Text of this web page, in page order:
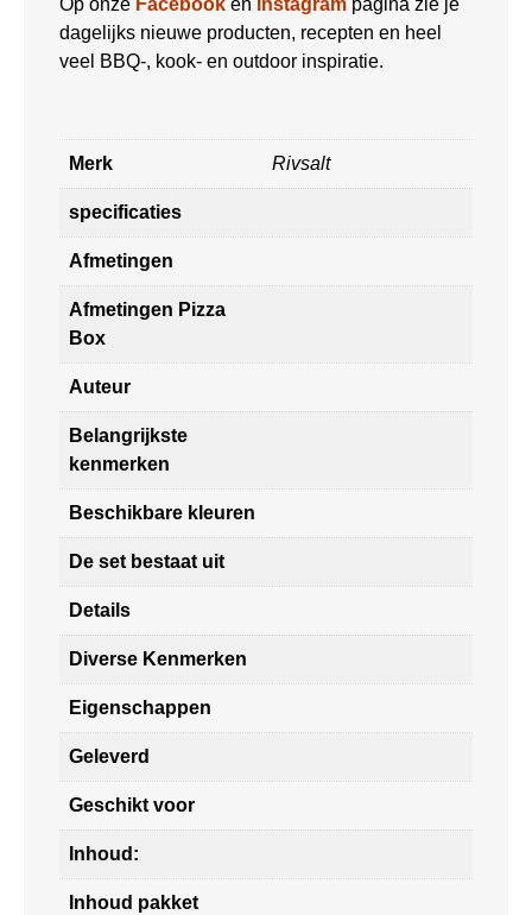
Op onze Facebook en Instagram pagina zie je
dagelijks nieuwe producten, recepten en heel
veel BBQ-, kook- en outdoor inspiratie.
Merk Rivsalt
specificaties
Afmetingen
Afmetingen Pizza
Box
Auteur
Belangrijkste
kenmerken
Beschikbare kleuren
De set bestaat uit
Details
Diverse Kenmerken
Eigenschappen
Geleverd
Geschikt voor
Inhoud:
Inhoud pakket